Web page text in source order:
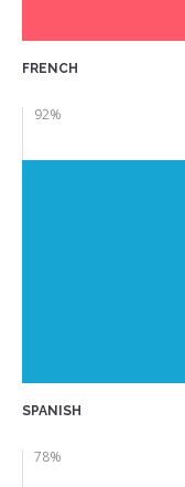
FRENCH
92%
SPANISH
78%